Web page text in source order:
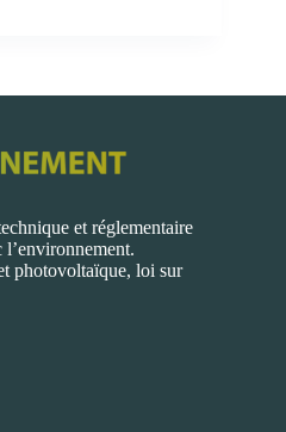
et réglementaire
photovoltaïque, loi sur